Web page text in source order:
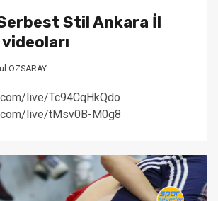
Serbest Stil Ankara İl
ÖZSARAY
live/Tc94CqHkQdo
live/tMsv0B-M0g8